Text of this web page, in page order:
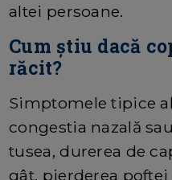
altei persoane.
Cum știu dacă
răcit?
Simptomele tipice
congestia nazală
tusea, durerea de
gât, pierderea poftei